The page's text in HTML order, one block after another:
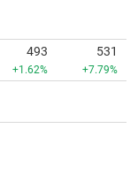
493
+1.62%
531
+7.79%